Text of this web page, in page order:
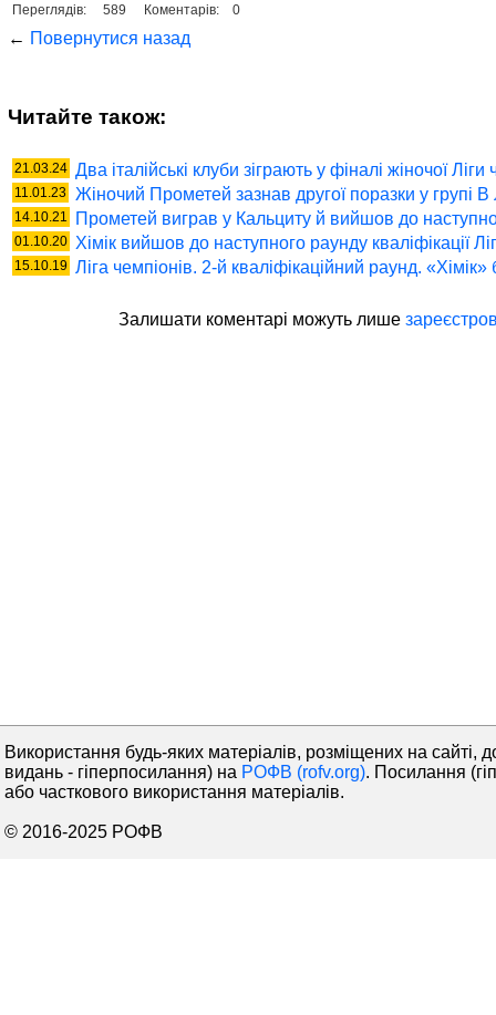
Переглядів: 589 Коментарів: 0
← Повернутися назад
Читайте також:
21.03.24 Два італійські клуби зіграють у фіналі жіночої Ліги
11.01.23 Жіночий Прометей зазнав другої поразки у групі В
14.10.21 Прометей виграв у Кальциту й вийшов до
01.10.20 Хімік вийшов до наступного раунду кваліфікації
15.10.19 Ліга чемпіонів. 2-й кваліфікаційний раунд.
Залишати коментaрі можуть лише
Використання будь-яких матеріалів, розміщених на сайті,
видань - гіперпосилання) на РОФВ (rofv.org). Посилання
або часткового використання матеріалів.
© 2016-2025 РОФВ